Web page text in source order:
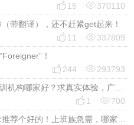
 15 370110
带翻译），还不赶紧get起来！
 11 337809
！
 244 293793
想给职场充电，郑州的成人英语培训机构哪家好？求真实体验，广告勿扰，感谢！
 1 700
2026年在线商务英语口语培训班求推荐个好的！上班族急需，哪家好？